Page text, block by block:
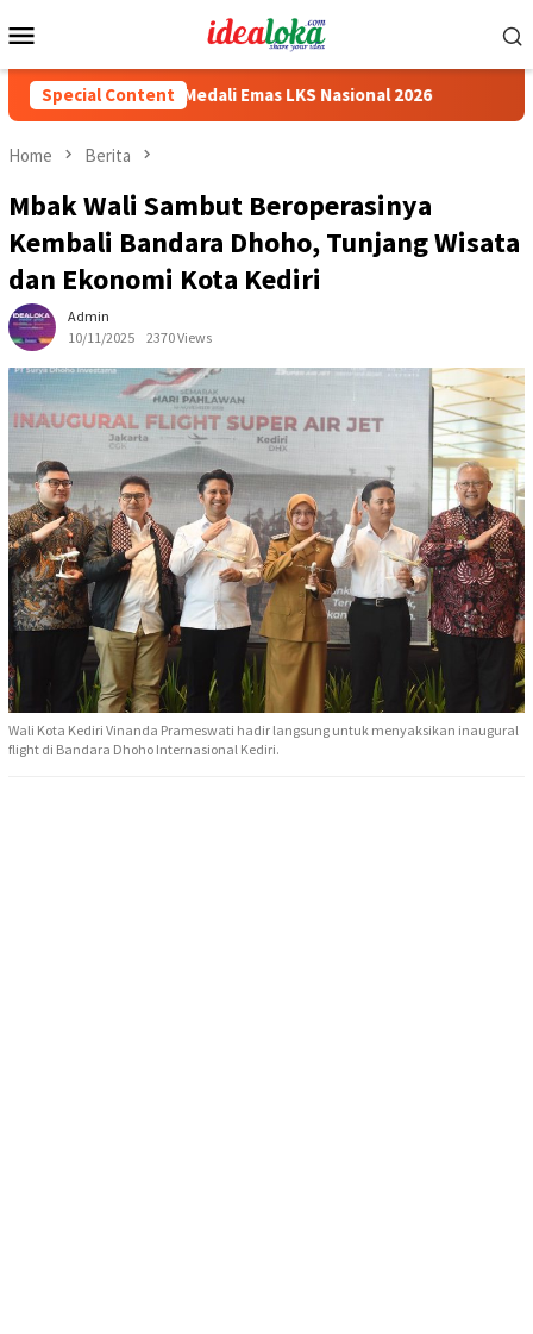
to
Menu
Special Content
Peraih Medali Emas LKS Nasional 2026 Cabai Jadi
Home Berita
Mbak Wali Sambut Beroperasinya
Kembali Bandara Dhoho, Tunjang Wisata
dan Ekonomi Kota Kediri
Admin
10/11/2025
2370 Views
Wali Kota Kediri Vinanda Prameswati hadir langsung untuk menyaksikan inaugural
flight di Bandara Dhoho Internasional Kediri.